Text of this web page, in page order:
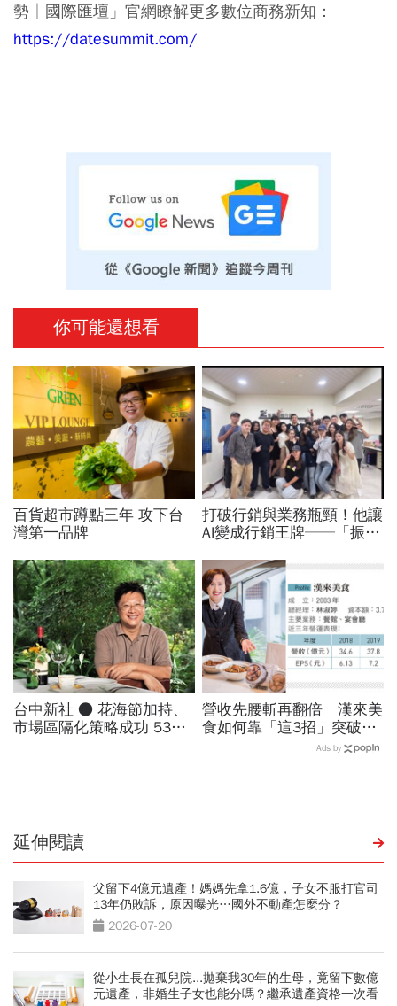
勢│國際匯壇」官網瞭解更多數位商務新知：
https://datesummit.com/
你可能還想看
百貨超市蹲點三年 攻下台
灣第一品牌
打破行銷與業務瓶頸！他讓
AI變成行銷王牌──「振勝
革命
台中新社 ● 花海節加持、
市場區隔化策略成功 53家
營收先腰斬再翻倍 漢來美
食如何靠「這3招」突破疫
情困境、拓展新品牌？
Ads by
延伸閱讀
父留下4億元遺產！媽媽先拿1.6億，子女不服打官司
13年仍敗訴，原因曝光…國外不動產怎麼分？
2026-07-20
從小生長在孤兒院...拋棄我30年的生母，竟留下數億
元遺產，非婚生子女也能分嗎？繼承遺產資格一次看